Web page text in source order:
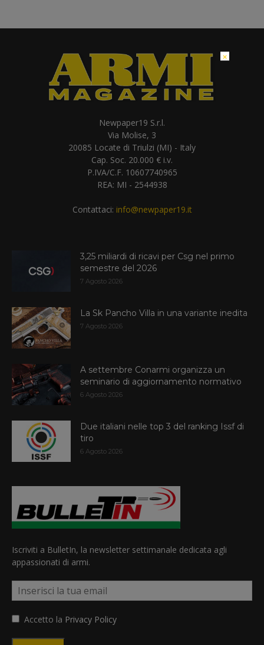
Newpaper19 S.r.l.
Via Molise, 3
20085 Locate di Triulzi (MI) - Italy
Cap. Soc. 20.000 € i.v.
P.IVA/C.F. 10607740965
REA: MI - 2544938
Contattaci: info@newpaper19.it
3,25 miliardi di ricavi per Csg nel primo
semestre del 2026
7 Agosto 2026
La Sk Pancho Villa in una variante inedita
7 Agosto 2026
A settembre Conarmi organizza un
seminario di aggiornamento normativo
6 Agosto 2026
Due italiani nelle top 3 del ranking Issf di
tiro
6 Agosto 2026
Iscriviti a BulletIn, la newsletter settimanale dedicata agli
appassionati di armi.
Accetto la Privacy Policy
×